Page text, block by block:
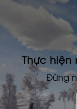
Thực
Đừng